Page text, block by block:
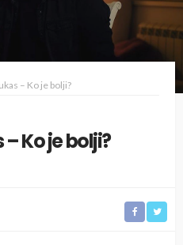
– Ko je bolji?
Ko je bolji?